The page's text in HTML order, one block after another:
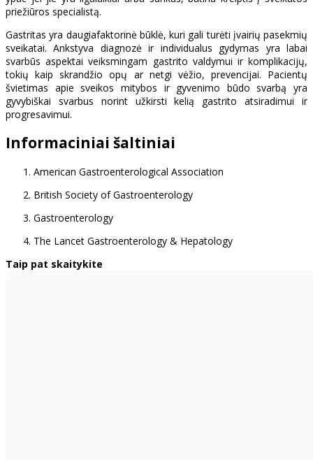
priežiūros specialistą.
Gastritas yra daugiafaktorinė būklė, kuri gali turėti įvairių pasekmių
sveikatai. Ankstyva diagnozė ir individualus gydymas yra labai
svarbūs aspektai veiksmingam gastrito valdymui ir komplikacijų,
tokių kaip skrandžio opų ar netgi vėžio, prevencijai. Pacientų
švietimas apie sveikos mitybos ir gyvenimo būdo svarbą yra
gyvybiškai svarbus norint užkirsti kelią gastrito atsiradimui ir
progresavimui.
Informaciniai šaltiniai
American Gastroenterological Association
British Society of Gastroenterology
Gastroenterology
The Lancet Gastroenterology & Hepatology
Taip pat skaitykite